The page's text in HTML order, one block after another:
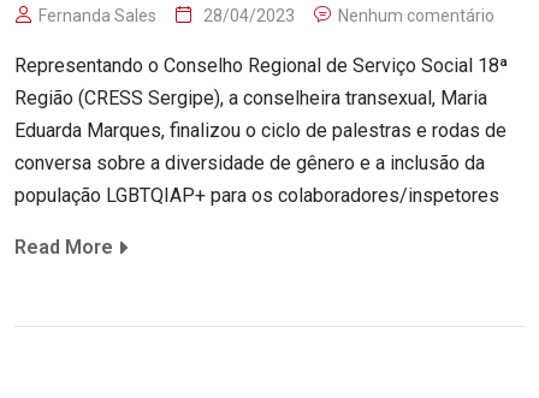
Fernanda Sales 28/04/2023 Nenhum comentário
Representando o Conselho Regional de Serviço Social 18ª
Região (CRESS Sergipe), a conselheira transexual, Maria
Eduarda Marques, finalizou o ciclo de palestras e rodas de
conversa sobre a diversidade de gênero e a inclusão da
população LGBTQIAP+ para os colaboradores/inspetores
Read More